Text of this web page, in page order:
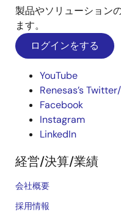
製品やソリューション
ます。
ログインをする
YouTube
Renesas’s
Facebook
Instagram
LinkedIn
経営/決算/業績
会社概要
採用情報